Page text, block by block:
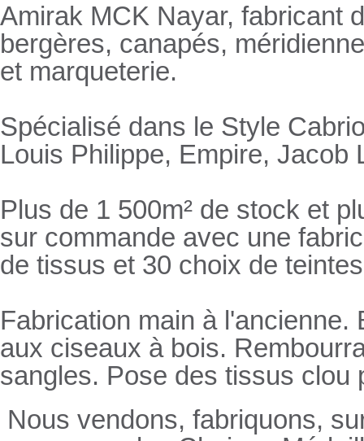
Amirak MCK Nayar, fabricant
bergères, canapés,
et marqueterie.
Spécialisé dans le Style
Louis Philippe, Empire, Jacob
Plus de 1 500m² de stock et
sur commande avec une
de tissus et 30 choix de
Fabrication main à
aux ciseaux à bois.
sangles. Pose des tissus clou
Nous vendons, fabriquons,